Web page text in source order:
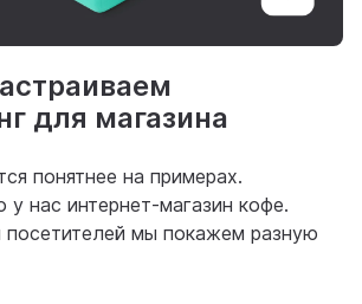
для магазина
понятнее на примерах.
у нас интернет-магазин кофе.
посетителей мы покажем разную